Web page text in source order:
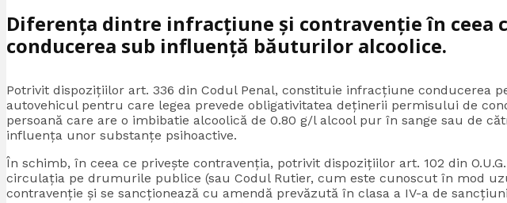
Diferența dintre infracțiune și contravenție în ceea
conducerea sub influență băuturilor alcoolice.
Potrivit dispozițiilor art. 336 din Codul Penal, constituie infracțiune conducerea
autovehicul pentru care legea prevede obligativitatea deținerii permisului de
persoană care are o imbibatie alcoolică de 0.80 g/l alcool pur în sange sau de
influența unor substanțe psihoactive.
În schimb, în ceea ce privește contravenția, potrivit dispozițiilor art. 102 din
circulația pe drumurile publice (sau Codul Rutier, cum este cunoscut în mod
contravenție și se sancționează cu amendă prevăzută în clasa a IV-a de